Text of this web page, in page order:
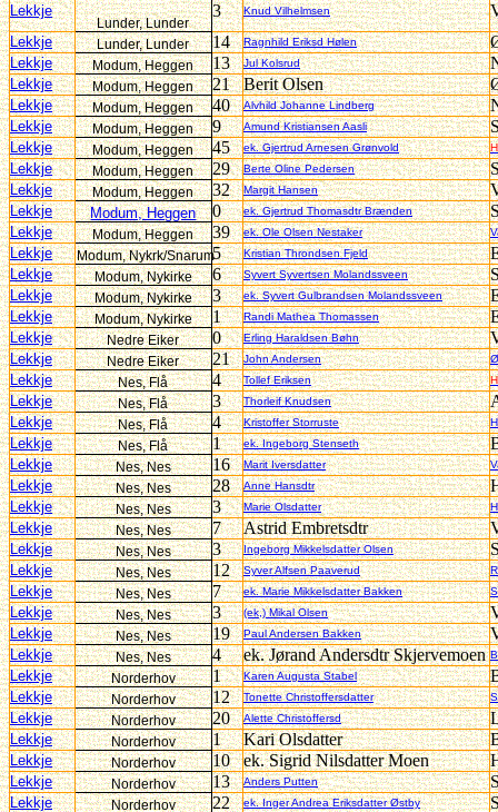
Lekkje
Lunder, Lunder
3 Knud Vilhelmsen
Lekkje Lunder, Lunder 14 Ragnhild Eriksd Hølen
Lekkje Modum, Heggen 13 Jul Kolsrud
Lekkje Modum, Heggen 21 Berit Olsen
Lekkje Modum, Heggen 40 Alvhild Johanne Lindberg
Lekkje Modum, Heggen 9 Amund Kristiansen Aasli
Lekkje Modum, Heggen 45 ek. Gjertrud Arnesen Grønvold
Lekkje Modum, Heggen 29 Berte Oline Pedersen
Lekkje Modum, Heggen 32 Margit Hansen
Lekkje Modum, Heggen 0 ek. Gjertrud Thomasdtr Brænden
Lekkje Modum, Heggen 39 ek. Ole Olsen Nestaker
Lekkje Modum, Nykrk/Snarum5 Kristian Throndsen Fjeld
Lekkje Modum, Nykirke 6 Syvert Syvertsen Molandssveen
Lekkje Modum, Nykirke 3 ek. Syvert Gulbrandsen Molandssveen
Lekkje Modum, Nykirke 1 Randi Mathea Thomassen
Lekkje Nedre Eiker 0 Erling Haraldsen Bøhn
Lekkje Nedre Eiker 21 John Andersen
Lekkje Nes, Flå 4 Tollef Eriksen
Lekkje Nes, Flå 3 Thorleif Knudsen
Lekkje Nes, Flå 4 Kristoffer Storruste
Lekkje Nes, Flå 1 ek. Ingeborg Stenseth
Lekkje Nes, Nes 16 Marit Iversdatter
Lekkje Nes, Nes 28 Anne Hansdtr
Lekkje Nes, Nes 3 Marie Olsdatter
Lekkje Nes, Nes 7 Astrid Embretsdtr
Lekkje Nes, Nes 3 Ingeborg Mikkelsdatter Olsen
Lekkje Nes, Nes 12 Syver Alfsen Paaverud
Lekkje Nes, Nes 7 ek. Marie Mikkelsdatter Bakken
Lekkje Nes, Nes 3 (ek,) Mikal Olsen
Lekkje Nes, Nes 19 Paul Andersen Bakken
Lekkje Nes, Nes 4 ek. Jørand Andersdtr Skjervemoen
Lekkje Norderhov 1 Karen Augusta Stabel
Lekkje Norderhov 12 Tonette Christoffersdatter
Lekkje Norderhov 20 Alette Christoffersd
Lekkje Norderhov 1 Kari Olsdatter
Lekkje Norderhov 10 ek. Sigrid Nilsdatter Moen
Lekkje Norderhov 13 Anders Putten
Lekkje Norderhov 22 ek. Inger Andrea Eriksdatter Østby